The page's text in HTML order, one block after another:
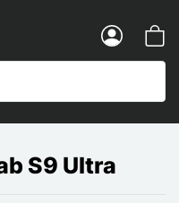
y accesorios para
S9 Ultra